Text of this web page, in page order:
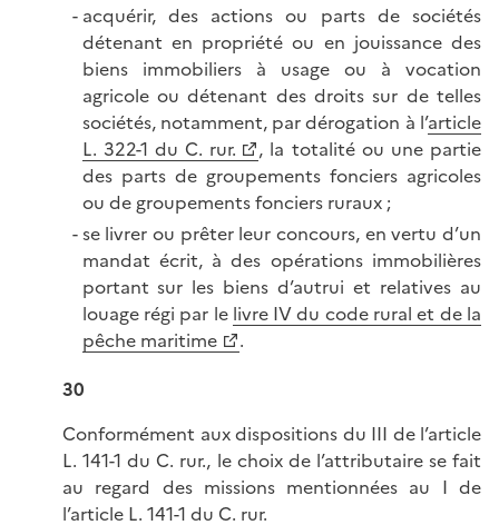
acquérir, des actions ou parts de sociétés
détenant en propriété ou en jouissance des
biens immobiliers à usage ou à vocation
agricole ou détenant des droits sur de telles
sociétés, notamment, par dérogation à l’article
L. 322-1 du C. rur.
, la totalité ou une partie
des parts de groupements fonciers agricoles
ou de groupements fonciers ruraux ;
se livrer ou prêter leur concours, en vertu d’un
mandat écrit, à des opérations immobilières
portant sur les biens d’autrui et relatives au
louage régi par le livre IV du code rural et de la
pêche maritime
.
30
Conformément aux dispositions du III de l’article
L. 141-1 du C. rur., le choix de l’attributaire se fait
au regard des missions mentionnées au I de
l’article L. 141-1 du C. rur.